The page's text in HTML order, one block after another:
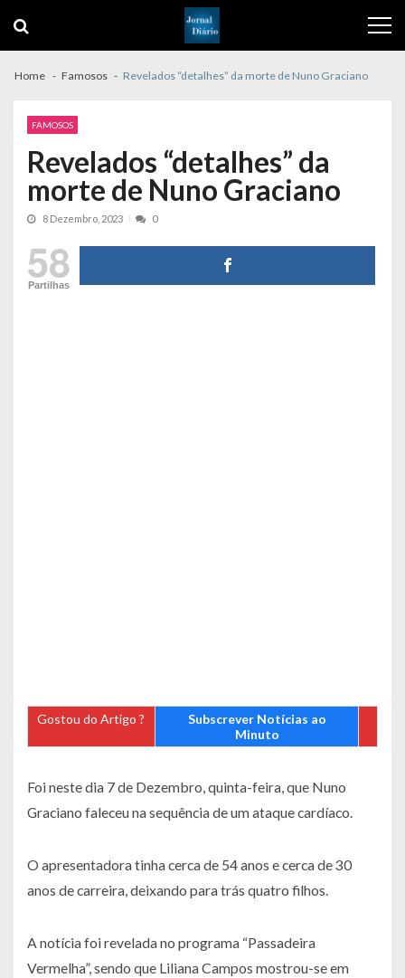
navigation
content
Home Famosos Revelados “detalhes” da morte de Nuno Graciano
FAMOSOS
Revelados “detalhes” da
morte de Nuno Graciano
8 Dezembro, 2023 0
58
Partilhas
Gostou do Artigo ?
Subscrever Notícias ao
Minuto
Foi neste dia 7 de Dezembro, quinta-feira, que Nuno
Graciano faleceu na sequência de um ataque cardíaco.
O apresentadora tinha cerca de 54 anos e cerca de 30
anos de carreira, deixando para trás quatro filhos.
A notícia foi revelada no programa “Passadeira
Vermelha”, sendo que Liliana Campos mostrou-se em